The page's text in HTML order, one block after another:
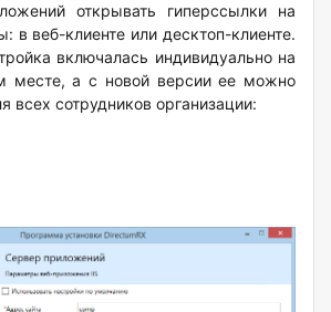
открывать гиперссылки на
в веб-клиенте или десктоп-клиенте.
включалась индивидуально на
месте, а с новой версии ее можно
всех сотрудников организации: